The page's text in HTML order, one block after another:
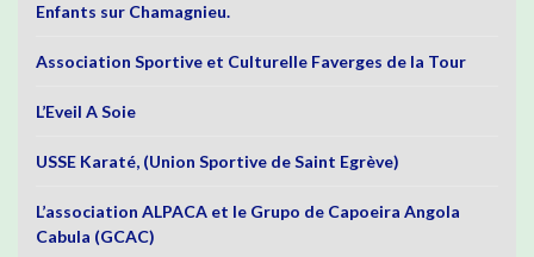
Enfants sur Chamagnieu.
Association Sportive et Culturelle Faverges de la Tour
L’Eveil A Soie
USSE Karaté, (Union Sportive de Saint Egrève)
L’association ALPACA et le Grupo de Capoeira Angola
Cabula (GCAC)